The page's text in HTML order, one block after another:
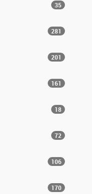
35
281
201
161
18
72
106
170